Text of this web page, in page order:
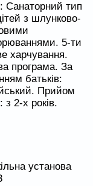
Санаторний тип
з шлунково-
5-ти
харчування.
програма. За
батьків:
Прийом
з 2-х років.
установа